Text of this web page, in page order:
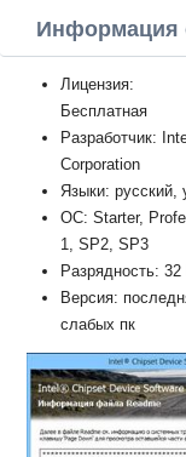
Информация
Лицензия:
Бесплатная
Разработчик:
Corporation
Языки: русский,
ОС: Starter,
1, SP2, SP3
Разрядность:
Версия:
слабых пк